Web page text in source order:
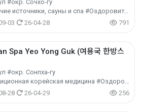
#окр. Сочхо-гу
#Горячие источники, сауны и спа #Оздоровительный туризм #Экспериментальный туризм
03
26-04-28 791
Spa Yeo Yong Guk (여용국 한방스
#окр. Сонпха-гу
#Традиционная корейская медицина #Оздоровительный туризм #Экспериментальный туризм
28
26-04-29 256